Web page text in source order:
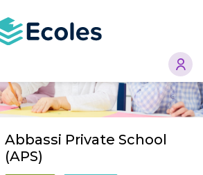
Abbassi Private School
(APS)